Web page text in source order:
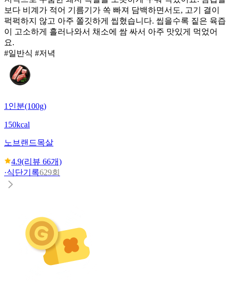
보다 비계가 적어 기름기가 쏙 빠져 담백하면서도, 고기 결이
퍽퍽하지 않고 아주 쫄깃하게 씹혔습니다. 씹을수록 짙은 육즙
이 고소하게 흘러나와서 채소에 쌈 싸서 아주 맛있게 먹었어
요.
#일반식 #저녁
1인분(100g)
150kcal
노브랜드목살
4.9(리뷰 66개)
·식단기록629회